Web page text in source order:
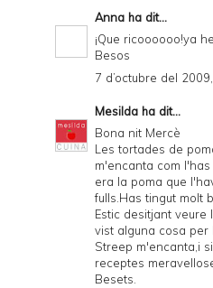
Anna ha dit...
¡Que ricoooooo!ya
Besos
7 d’octubre del
Mesilda ha dit...
Bona nit Mercè
Les tortades de
m'encanta com
era la poma que
fulls.Has tingut molt
Estic desitjant veure
vist alguna cosa per
Streep m'encanta,i
receptes
Besets.